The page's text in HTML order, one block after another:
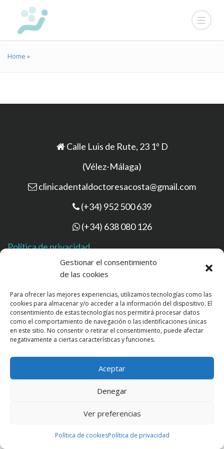
Gestionar el consentimiento
de las cookies
Para ofrecer las mejores experiencias, utilizamos tecnologías como las
cookies para almacenar y/o acceder a la información del dispositivo. El
consentimiento de estas tecnologías nos permitirá procesar datos
como el comportamiento de navegación o las identificaciones únicas
en este sitio. No consentir o retirar el consentimiento, puede afectar
negativamente a ciertas características y funciones.
Aceptar
Denegar
Ver preferencias
Política de cookiesPolítica de privacidad
Home »
Calle Luis de Rute, 23 1º D
(Vélez-Málaga)
clinicadentaldoctoresacosta@gmail.com
(+34) 952 500 639
(+34) 638 080 126
Política de privacidad
Política de cookies
Copyright © 2017 Clínica Acosta S.L. All rights reserved.
Creado con
por